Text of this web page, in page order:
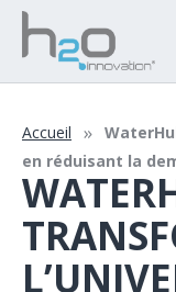
Accueil
en réduisant la